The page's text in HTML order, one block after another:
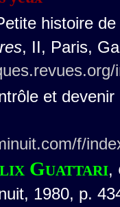
histoire
, II, Paris,
et devenir
f/
Guattari,
1980, p.